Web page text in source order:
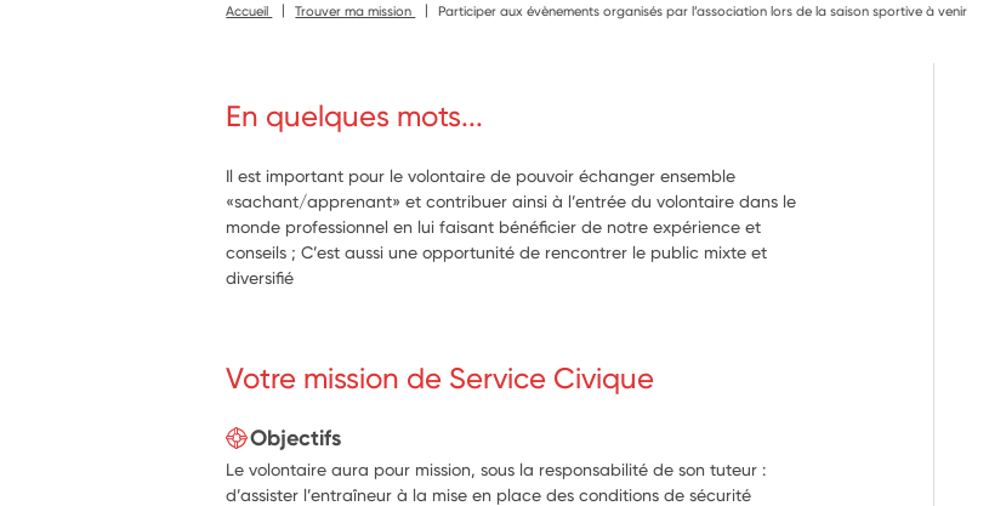
Accueil Trouver ma mission Participer aux évènements organisés par l’association lors de la saison sportive à venir
En quelques mots...
Il est important pour le volontaire de pouvoir échanger ensemble
«sachant/apprenant» et contribuer ainsi à l’entrée du volontaire dans le
monde professionnel en lui faisant bénéficier de notre expérience et
conseils ; C’est aussi une opportunité de rencontrer le public mixte et
diversifié
Votre mission de Service Civique
Objectifs
Le volontaire aura pour mission, sous la responsabilité de son tuteur :
d’assister l’entraîneur à la mise en place des conditions de sécurité